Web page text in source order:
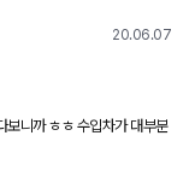
20.06.07